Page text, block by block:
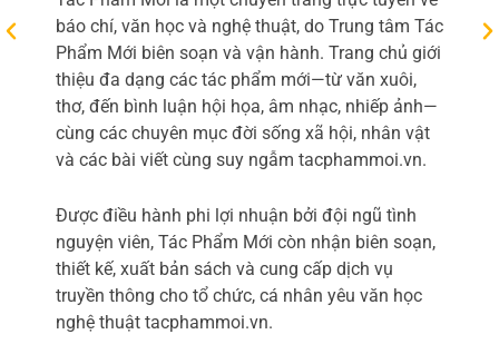
báo chí, văn học và nghệ thuật, do Trung tâm Tác
Phẩm Mới biên soạn và vận hành. Trang chủ giới
thiệu đa dạng các tác phẩm mới—từ văn xuôi,
thơ, đến bình luận hội họa, âm nhạc, nhiếp ảnh—
cùng các chuyên mục đời sống xã hội, nhân vật
và các bài viết cùng suy ngẫm tacphammoi.vn.
Được điều hành phi lợi nhuận bởi đội ngũ tình
nguyện viên, Tác Phẩm Mới còn nhận biên soạn,
thiết kế, xuất bản sách và cung cấp dịch vụ
truyền thông cho tổ chức, cá nhân yêu văn học
nghệ thuật tacphammoi.vn.